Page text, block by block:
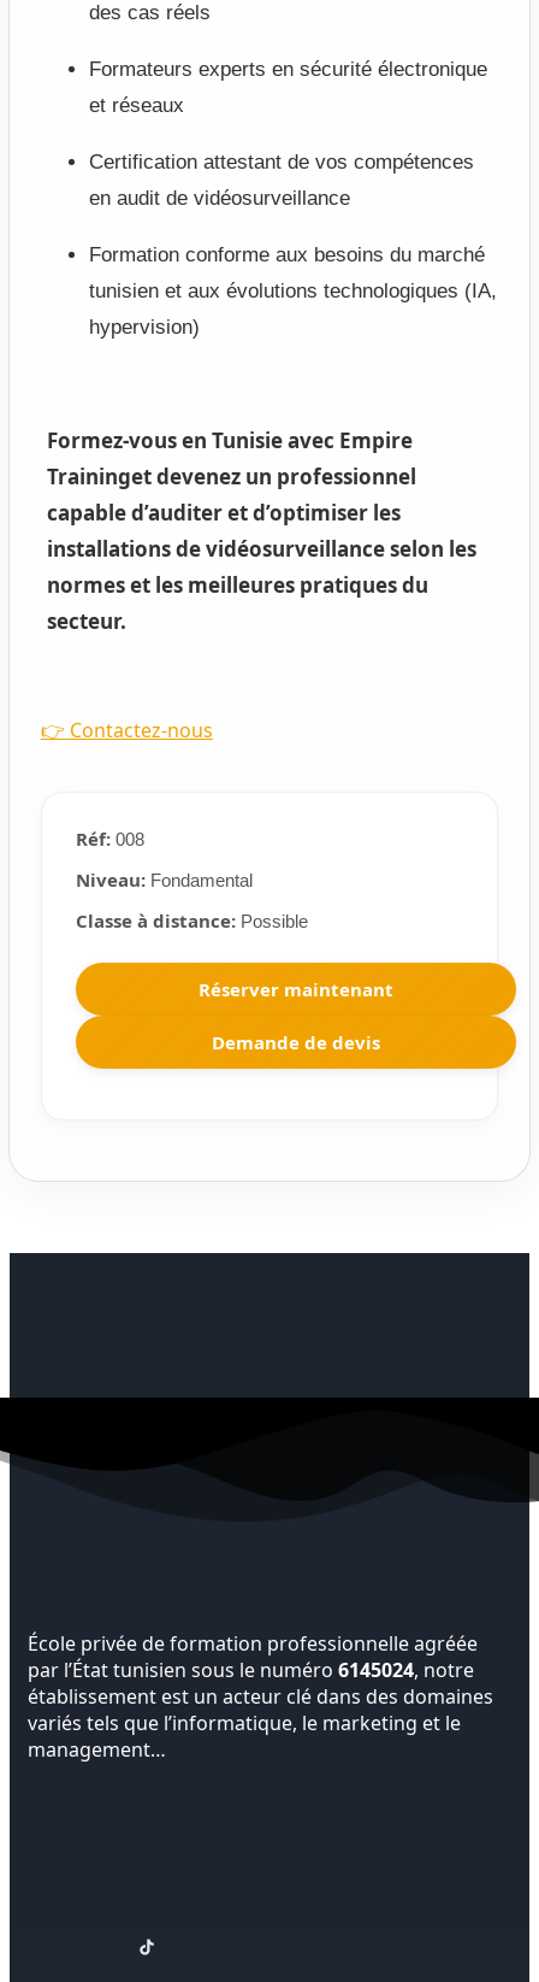
des cas réels
Formateurs experts en sécurité électronique
et réseaux
Certification attestant de vos compétences
en audit de vidéosurveillance
Formation conforme aux besoins du marché
tunisien et aux évolutions technologiques (IA,
hypervision)
Formez-vous en Tunisie avec Empire
Traininget devenez un professionnel
capable d’auditer et d’optimiser les
installations de vidéosurveillance selon les
normes et les meilleures pratiques du
secteur.
👉 Contactez-nous
Réf:008
Niveau:Fondamental
Classe à distance:Possible
Réserver maintenant
Demande de devis
École privée de formation professionnelle agréée
par l’État tunisien sous le numéro 6145024, notre
établissement est un acteur clé dans des domaines
variés tels que l’informatique, le marketing et le
management…